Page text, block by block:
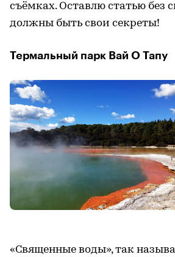
съёмках. Оставлю статью без
должны быть свои секреты!
Термальный парк Вай О Тапу
«Священные воды», так